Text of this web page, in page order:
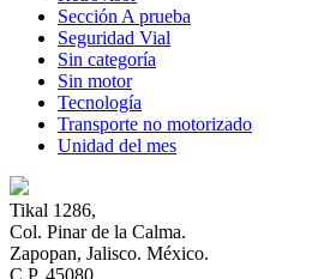
Sección A prueba
Seguridad Vial
Sin categoría
Sin motor
Tecnología
Transporte no motorizado
Unidad del mes
Tikal 1286,
Col. Pinar de la Calma.​
Zapopan, Jalisco. México.
C.P. 45080​